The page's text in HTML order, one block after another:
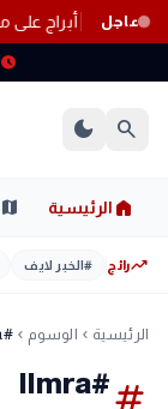
عاجل
schedule
search
dark_mode
home الرئيسية map
trending_upرائج #الخبر لايف
الرئيسية chevron_left الوسوم chevron_left
#llmra
tag
#llmra